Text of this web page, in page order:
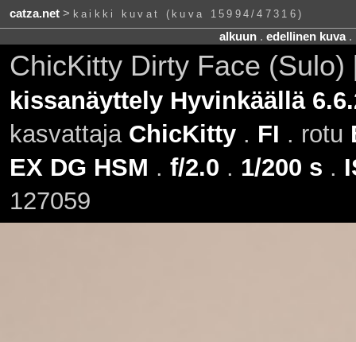
catza.net> kaikki kuvat (kuva 15994/47316)
alkuun. edellinen kuva.
ChicKitty Dirty Face
kissanäyttely Hyvinkäällä
kasvattaja ChicKitty. FI . rotu
EX DG HSM . f/2.0 . 1/200 s .
127059